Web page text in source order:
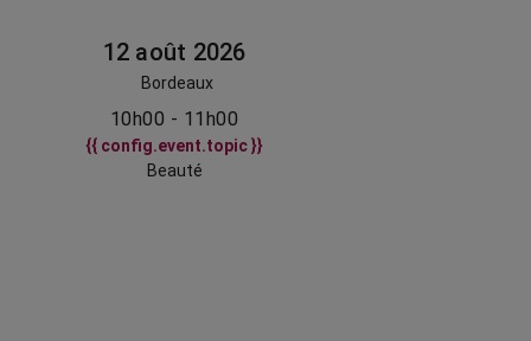
12 août 2026
Bordeaux
10h00 - 11h00
{{ config.event.topic }}
Beauté